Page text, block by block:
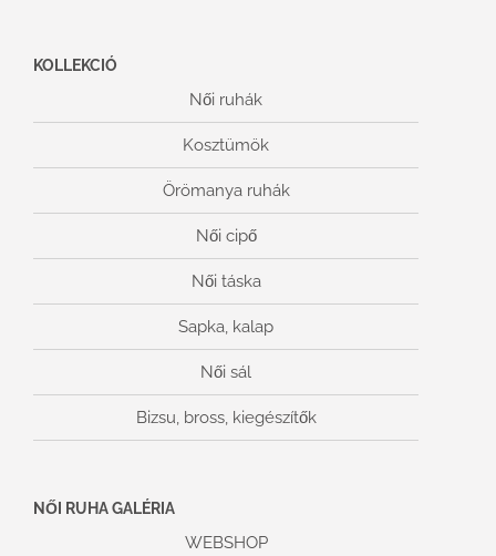
KOLLEKCIÓ
Női ruhák
Kosztümök
Örömanya ruhák
Női cipő
Női táska
Sapka, kalap
Női sál
Bizsu, bross, kiegészítők
NŐI RUHA GALÉRIA
WEBSHOP